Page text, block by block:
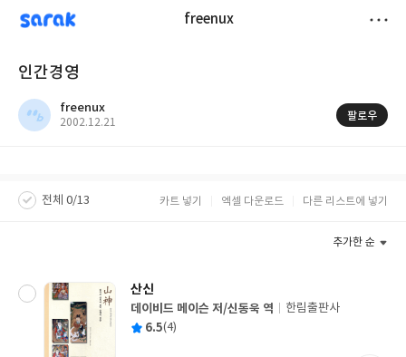
sarak freenux
인간경영
freenux
작
2002.12.21
팔로우
전체 0/13 카트 넣기 엑셀 다운로드 다른 리스트에 넣기
추가한 순
산신
글
쓴
데이비드 메이슨 저/신동욱 역
출
한림출판사
평 6.5(4)